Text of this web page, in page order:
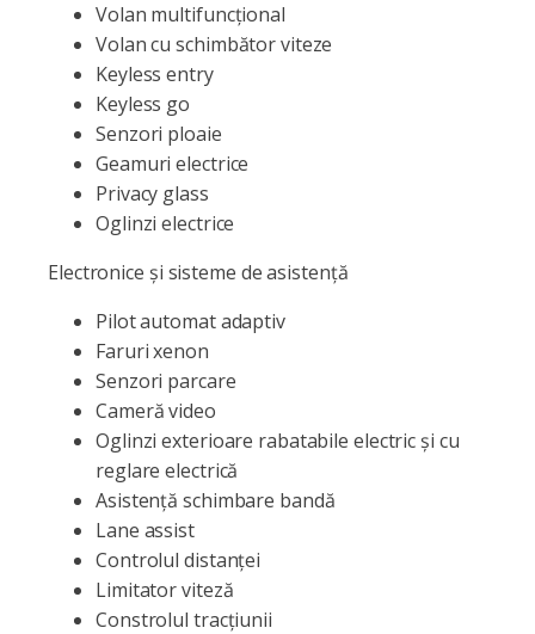
Volan multifuncțional
Volan cu schimbător viteze
Keyless entry
Keyless go
Senzori ploaie
Geamuri electrice
Privacy glass
Oglinzi electrice
Electronice și sisteme de asistență
Pilot automat adaptiv
Faruri xenon
Senzori parcare
Cameră video
Oglinzi exterioare rabatabile electric și cu
reglare electrică
Asistență schimbare bandă
Lane assist
Controlul distanței
Limitator viteză
Constrolul tracțiunii